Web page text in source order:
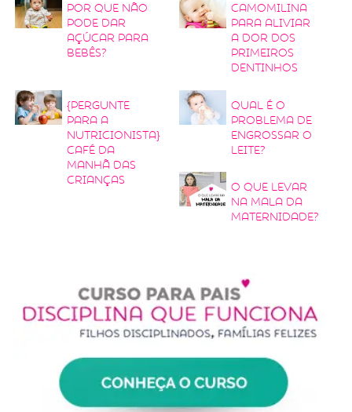
Por que não
pode dar
açúcar para
bebês?
Camomilina
para aliviar
a dor dos
primeiros
dentinhos
{Pergunte
para a
nutricionista}
Café da
manhã das
crianças
Qual é o
problema de
engrossar o
leite?
O que levar
na mala da
maternidade?